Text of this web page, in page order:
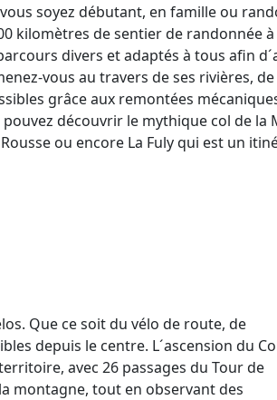
soyez débutant, en famille ou
kilomètres de sentier de randonnée
divers et adaptés à tous afin
vous au travers de ses rivières,
grâce aux remontées
découvrir le mythique col de la
Rousse ou encore La Fuly qui est un
Que ce soit du vélo de route, de
depuis le centre. L´ascension du
avec 26 passages du Tour de
montagne, tout en observant des